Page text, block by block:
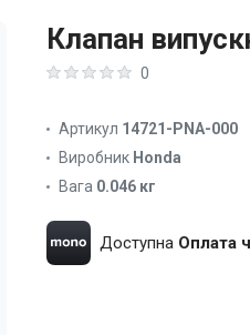
Клапан
0
Артикул 14721-PNA-000
Виробник Honda
Вага 0.046 кг
Доступна Оплата